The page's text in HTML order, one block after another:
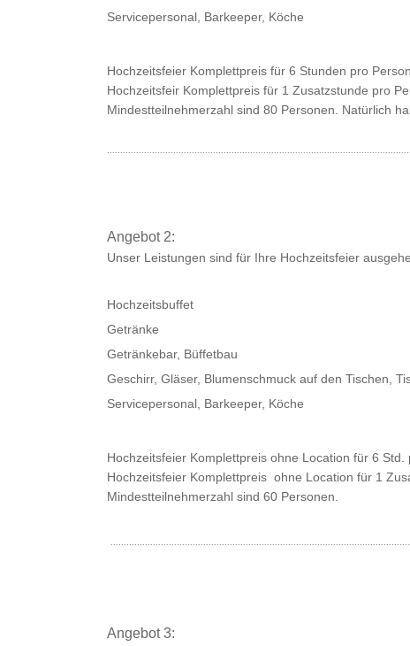
Servicepersonal, Barkeeper, Köche
Hochzeitsfeier Komplettpreis für 6 Stunden pro
Hochzeitsfeir Komplettpreis für 1 Zusatzstunde pro
Mindestteilnehmerzahl sind 80 Personen. Natürlich
Angebot 2:
Unser Leistungen sind für Ihre Hochzeitsfeier
Hochzeitsbuffet
Getränke
Getränkebar, Büffetbau
Geschirr, Gläser, Blumenschmuck auf den Tischen,
Servicepersonal, Barkeeper, Köche
Hochzeitsfeier Komplettpreis ohne Location für 6 Std.
Hochzeitsfeier Komplettpreis ohne Location für 1
Mindestteilnehmerzahl sind 60 Personen.
Angebot 3: